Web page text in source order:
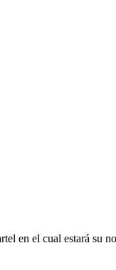
en el cual estará su